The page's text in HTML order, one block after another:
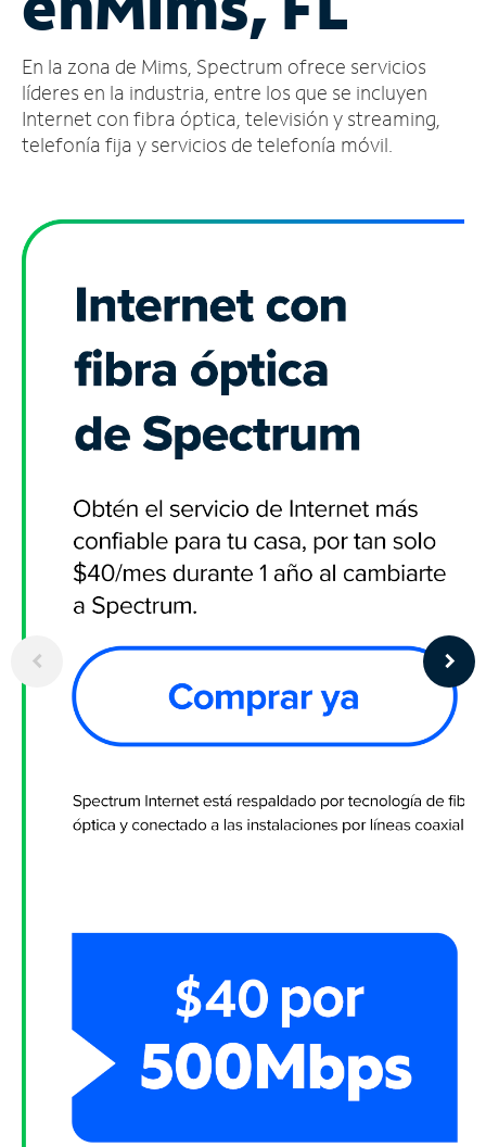
cuenta
Encuentra
una
tienda
En la zona de Mims, Spectrum ofrece servicios
líderes en la industria, entre los que se incluyen
Internet con fibra óptica, televisión y streaming,
telefonía fija y servicios de telefonía móvil.